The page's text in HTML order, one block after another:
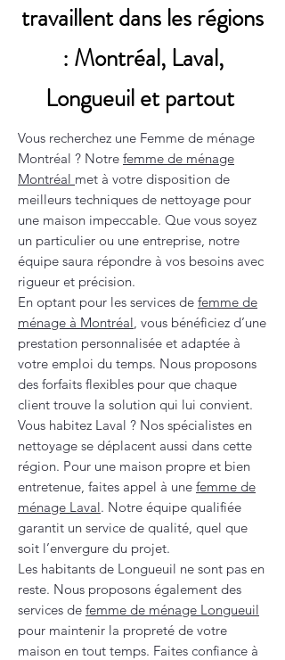
travaillent dans les régions
: Montréal, Laval,
Longueuil et partout
Vous recherchez une Femme de ménage
Montréal ? Notre femme de ménage
Montréal met à votre disposition de
meilleurs techniques de nettoyage pour
une maison impeccable. Que vous soyez
un particulier ou une entreprise, notre
équipe saura répondre à vos besoins avec
rigueur et précision.
En optant pour les services de femme de
ménage à Montréal, vous bénéficiez d’une
prestation personnalisée et adaptée à
votre emploi du temps. Nous proposons
des forfaits flexibles pour que chaque
client trouve la solution qui lui convient.
Vous habitez Laval ? Nos spécialistes en
nettoyage se déplacent aussi dans cette
région. Pour une maison propre et bien
entretenue, faites appel à une femme de
ménage Laval. Notre équipe qualifiée
garantit un service de qualité, quel que
soit l’envergure du projet.
Les habitants de Longueuil ne sont pas en
reste. Nous proposons également des
services de femme de ménage Longueuil
pour maintenir la propreté de votre
maison en tout temps. Faites confiance à